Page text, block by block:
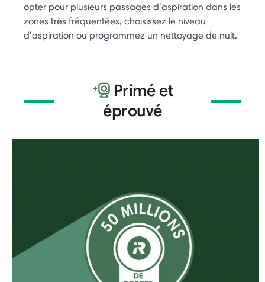
opter pour plusieurs passages d’aspiration dans les
zones très fréquentées, choisissez le niveau
d’aspiration ou programmez un nettoyage de nuit.
Primé et
éprouvé